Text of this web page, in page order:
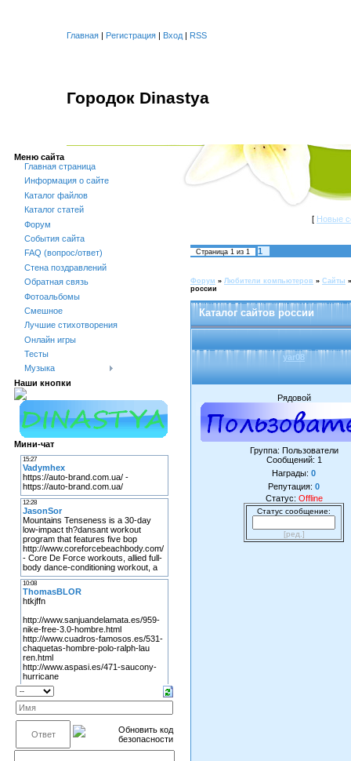
Главная | Регистрация | Вход | RSS
Городок Dinastya
Меню сайта
Главная страница
Информация о сайте
Каталог файлов
Каталог статей
Форум
События сайта
FAQ (вопрос/ответ)
Стена поздравлений
Обратная связь
Фотоальбомы
Смешное
Лучшие стихотворения
Онлайн игры
Тесты
Музыка
Наши кнопки
Мини-чат
[ Новые
Страница 1 из 1 1
Форум » Любители компьютеров » Cайты »
россии
Каталог сайтов россии
yar08
Рядовой
Группа: Пользователи
Сообщений: 1
Награды: 0
Репутация: 0
Статус: Offline
Статус сообщение:
[ред.]